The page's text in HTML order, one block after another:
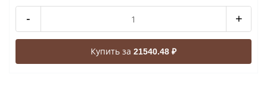
- +
Купить за 21540.48 ₽